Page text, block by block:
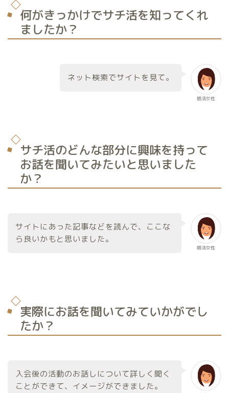
何がきっかけでサチ活を知ってくれ
ましたか？
婚活女性
ネット検索でサイトを見て。
サチ活のどんな部分に興味を持って
お話を聞いてみたいと思いました
か？
婚活女性
サイトにあった記事などを読んで、ここな
ら良いかもと思いました。
実際にお話を聞いてみていかがでし
たか？
入会後の活動のお話しについて詳しく聞く
ことができて、イメージができました。